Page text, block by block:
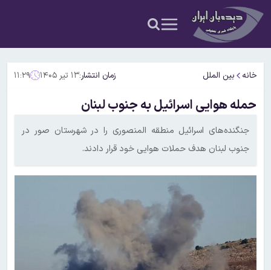
خانه بین الملل زمان انتشار:۱۳ تیر ۱۴۰۵ ۱۱:۲۹
حمله هوایی اسرائیل به جنوب لبنان
جنگنده‌های اسرائیل منطقه المنصوری را در شهرستان صور در
جنوب لبنان هدف حملات هوایی خود قرار دادند.